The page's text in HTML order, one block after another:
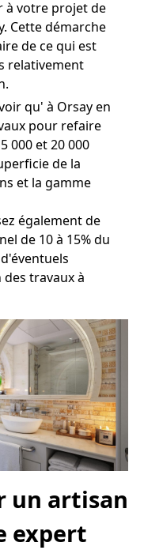
à votre projet de
Cette démarche
de ce qui est
relativement
qu' à Orsay en
pour refaire
000 et 20 000
de la
et la gamme
également de
de 10 à 15% du
travaux à
un artisan
expert